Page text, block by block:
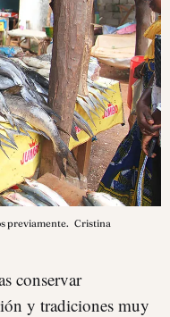
previamente. Cristina
conservar
y tradiciones muy